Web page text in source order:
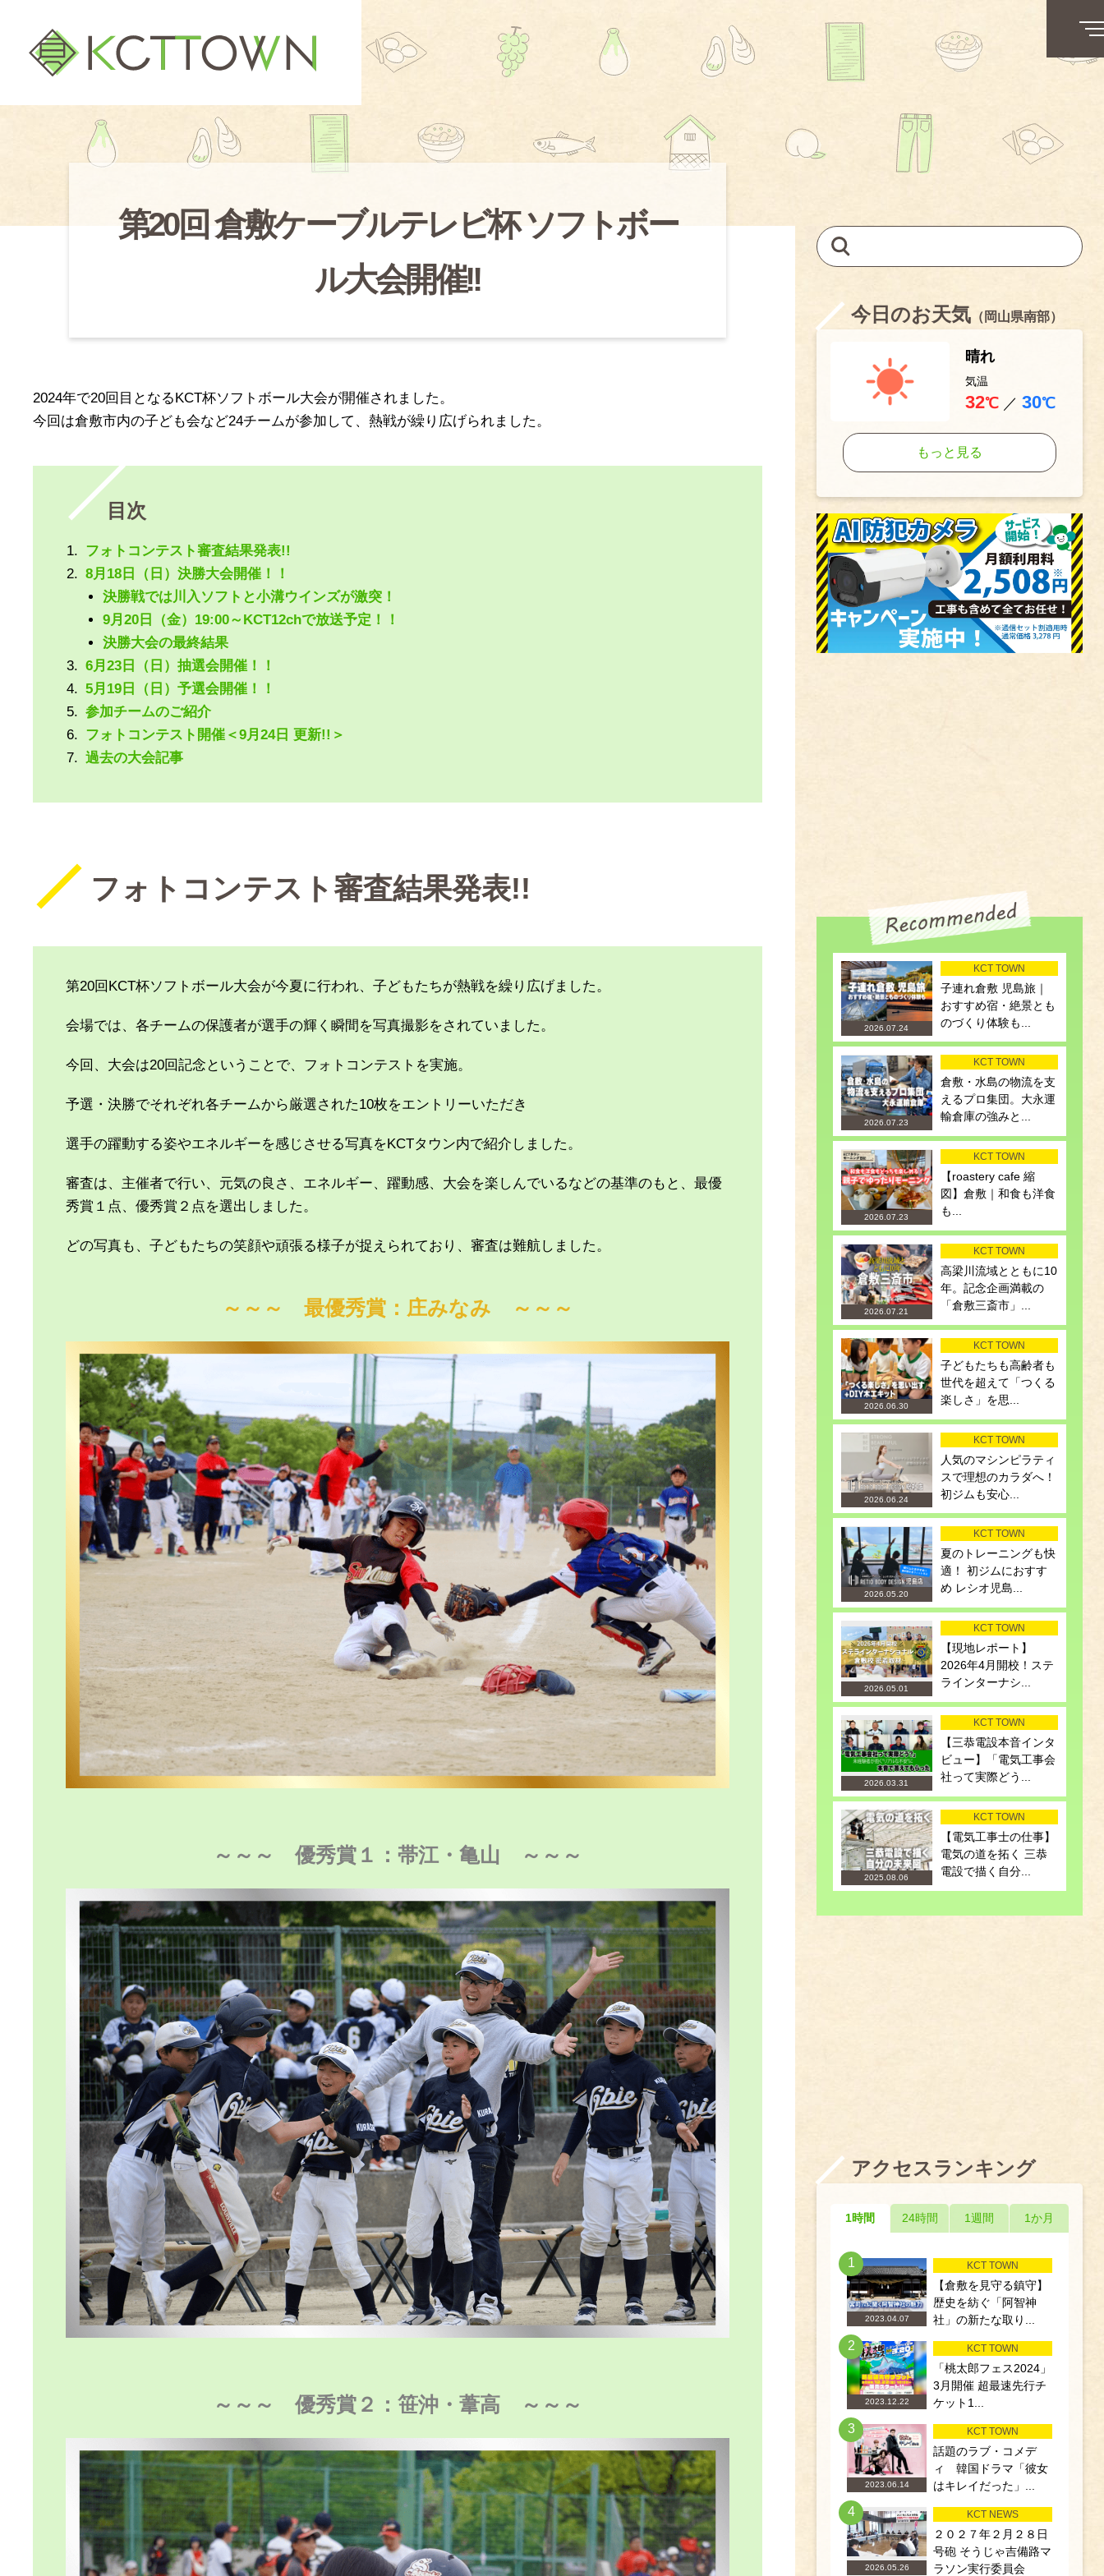
第20回 倉敷ケーブルテレビ杯 ソフトボー
ル大会開催!!
2024年で20回目となるKCT杯ソフトボール大会が開催されました。
今回は倉敷市内の子ども会など24チームが参加して、熱戦が繰り広げられました。
目次
フォトコンテスト審査結果発表!!
8月18日（日）決勝大会開催！！
決勝戦では川入ソフトと小溝ウインズが激突！
9月20日（金）19:00～KCT12chで放送予定！！
決勝大会の最終結果
6月23日（日）抽選会開催！！
5月19日（日）予選会開催！！
参加チームのご紹介
フォトコンテスト開催＜9月24日 更新!!＞
過去の大会記事
フォトコンテスト審査結果発表!!
第20回KCT杯ソフトボール大会が今夏に行われ、子どもたちが熱戦を繰り広げました。
会場では、各チームの保護者が選手の輝く瞬間を写真撮影をされていました。
今回、大会は20回記念ということで、フォトコンテストを実施。
予選・決勝でそれぞれ各チームから厳選された10枚をエントリーいただき
選手の躍動する姿やエネルギーを感じさせる写真をKCTタウン内で紹介しました。
審査は、主催者で行い、元気の良さ、エネルギー、躍動感、大会を楽しんでいるなどの基準のもと、最優
秀賞１点、優秀賞２点を選出しました。
どの写真も、子どもたちの笑顔や頑張る様子が捉えられており、審査は難航しました。
～～～ 最優秀賞：庄みなみ ～～～
～～～ 優秀賞１：帯江・亀山 ～～～
～～～ 優秀賞２：笹沖・葦高 ～～～
今日のお天気 （岡山県南部）
晴れ
気温
32℃／ 30℃
もっと見る
2026.07.24
KCT TOWN
子連れ倉敷 児島旅｜
おすすめ宿・絶景とも
のづくり体験も...
2026.07.23
KCT TOWN
倉敷・水島の物流を支
えるプロ集団。大永運
輸倉庫の強みと...
2026.07.23
KCT TOWN
【roastery cafe 縮
図】倉敷｜和食も洋食
も...
2026.07.21
KCT TOWN
高梁川流域とともに10
年。記念企画満載の
「倉敷三斎市」...
2026.06.30
KCT TOWN
子どもたちも高齢者も
世代を超えて「つくる
楽しさ」を思...
2026.06.24
KCT TOWN
人気のマシンピラティ
スで理想のカラダへ！
初ジムも安心...
2026.05.20
KCT TOWN
夏のトレーニングも快
適！ 初ジムにおすす
め レシオ児島...
2026.05.01
KCT TOWN
【現地レポート】
2026年4月開校！ステ
ラインターナシ...
2026.03.31
KCT TOWN
【三恭電設本音インタ
ビュー】「電気工事会
社って実際どう...
2025.08.06
KCT TOWN
【電気工事士の仕事】
電気の道を拓く 三恭
電設で描く自分...
アクセスランキング
1時間 24時間 1週間 1か月
1
2023.04.07
KCT TOWN
【倉敷を見守る鎮守】
歴史を紡ぐ「阿智神
社」の新たな取り...
2
2023.12.22
KCT TOWN
「桃太郎フェス2024」
3月開催 超最速先行チ
ケット1...
3
2023.06.14
KCT TOWN
話題のラブ・コメデ
ィ 韓国ドラマ「彼女
はキレイだった」...
4
2026.05.26
KCT NEWS
２０２７年２月２８日
号砲 そうじゃ吉備路マ
ラソン実行委員会